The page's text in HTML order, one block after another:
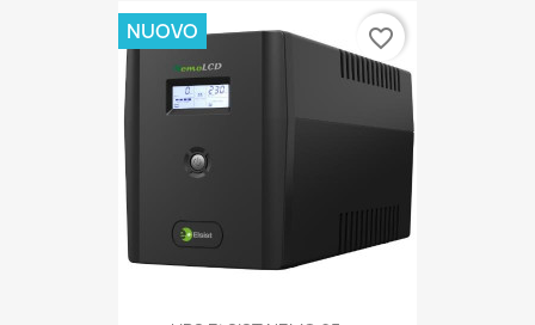
NUOVO favorite_border